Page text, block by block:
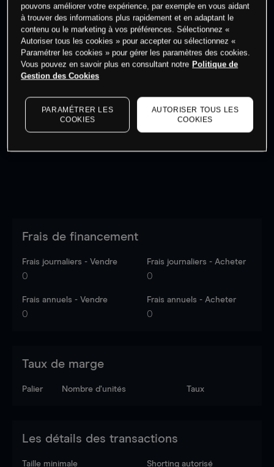
Commencez à trader
Connectez-vous
dernières données du marché.Log into see latest
market data
Frais de financement
Frais journaliers - Vendre
0
Frais journaliers - Acheter
0
Frais annuels - Vendre
0
Frais annuels - Acheter
0
Taux de marge
Palier Nombre d’unités Taux
Les détails des transactions
Taille minimale Shorting autorisé
pouvons améliorer votre expérience, par exemple en vous aidant
à trouver des informations plus rapidement et en adaptant le
contenu ou le marketing à vos préférences. Sélectionnez «
Autoriser tous les cookies » pour accepter ou sélectionnez «
Paramétrer les cookies » pour gérer les paramètres des cookies.
Vous pouvez en savoir plus en consultant notre Politique de
Gestion des Cookies
PARAMÉTRER LES
COOKIES
AUTORISER TOUS LES
COOKIES